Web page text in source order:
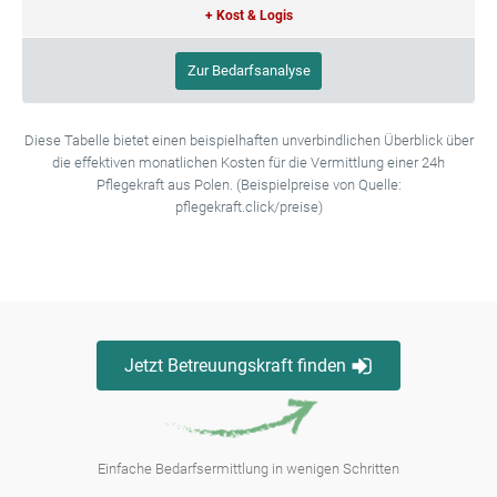
+ Kost & Logis
Zur Bedarfsanalyse
Diese Tabelle bietet einen beispielhaften unverbindlichen Überblick über
die effektiven monatlichen Kosten für die Vermittlung einer 24h
Pflegekraft aus Polen. (Beispielpreise von Quelle:
pflegekraft.click/preise)
Jetzt Betreuungskraft finden
Einfache Bedarfsermittlung in wenigen Schritten